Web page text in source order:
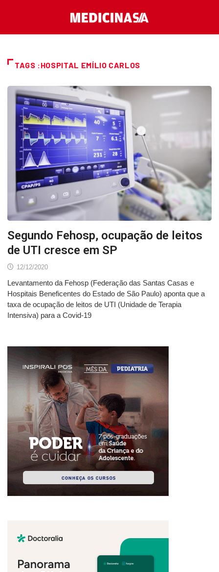
TAGS :HOSPITAL EMÍLIO CARLOS
Segundo Fehosp, ocupação de leitos
de UTI cresce em SP
12/12/2020
Levantamento da Fehosp (Federação das Santas Casas e
Hospitais Beneficentes do Estado de São Paulo) aponta que a
taxa de ocupação de leitos de UTI (Unidade de Terapia
Intensiva) para a Covid-19